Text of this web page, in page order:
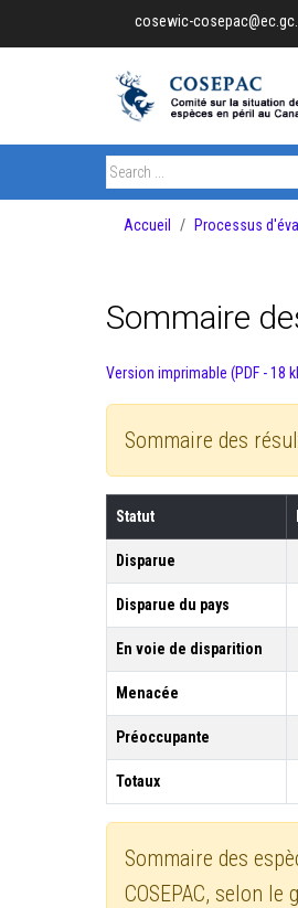
cosewic-
Accueil Processus
Sommaire
Version imprimable (PDF - 18
Sommaire des
Statut
Disparue
Disparue du pays
En voie de disparition
Menacée
Préoccupante
Totaux
Sommaire des
COSEPAC, selon